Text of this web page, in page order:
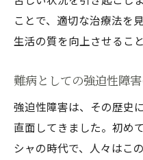
ことで、適切な治療法を
生活の質を向上させるこ
難病としての強迫性障
強迫性障害は、その歴史
直面してきました。初め
シャの時代で、人々はこ